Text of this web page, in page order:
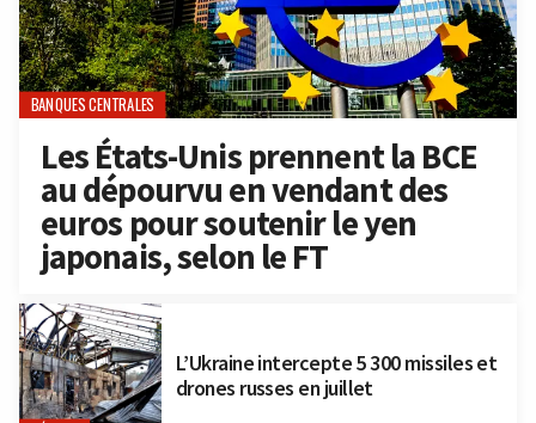
BANQUES CENTRALES
Les États-Unis prennent la BCE
au dépourvu en vendant des
euros pour soutenir le yen
japonais, selon le FT
L’Ukraine intercepte 5 300 missiles et
drones russes en juillet